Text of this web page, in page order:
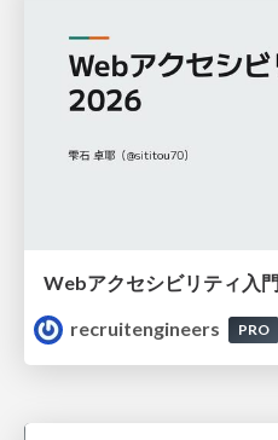
Webアクセシビリティ入
recruitengineers
PRO